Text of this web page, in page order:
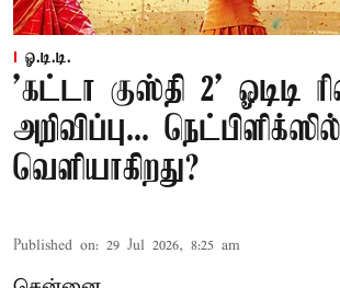
ஓ.டி.டி.
'கட்டா குஸ்தி 2' ஓடிடி
அறிவிப்பு...
வெளியாகிறது?
Published on: 29 Jul 2026, 8:25 am